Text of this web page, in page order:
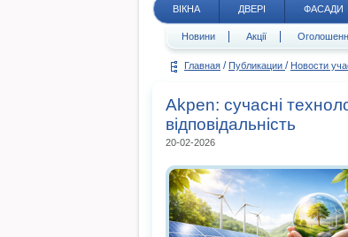
ВІКНА ДВЕРІ ФАСАДИ
Новини Акції
Главная / Публикации / Новости
Akpen: сучасні
відповідальність
20-02-2026